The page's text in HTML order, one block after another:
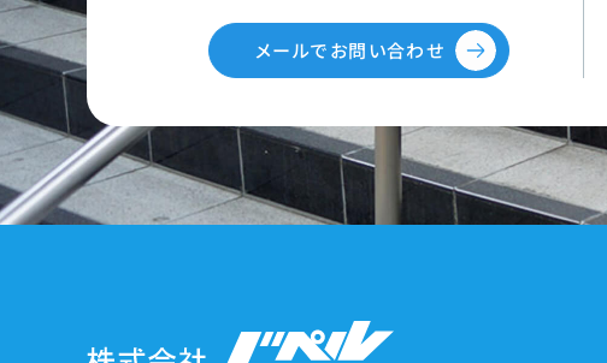
メールでお問い合わせ